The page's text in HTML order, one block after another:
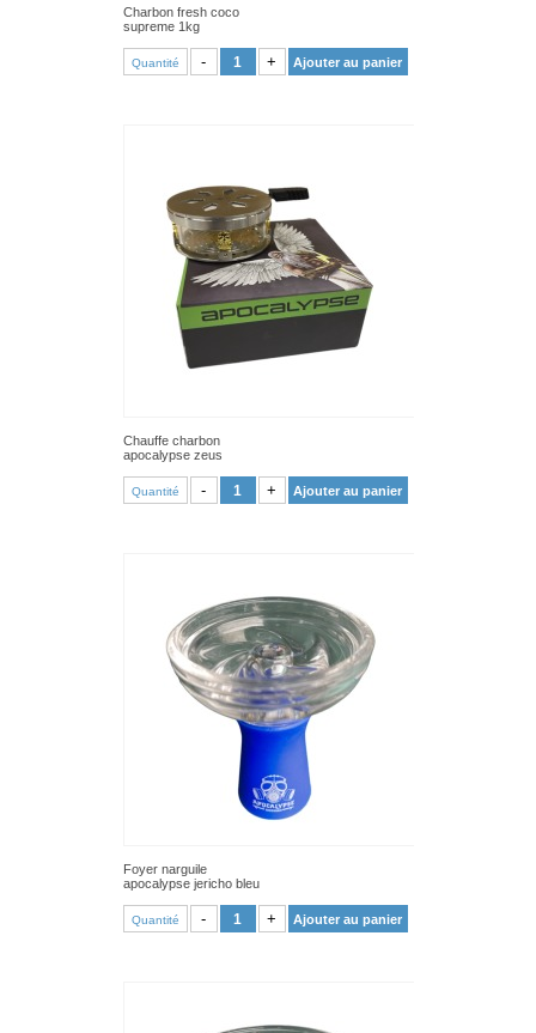
Charbon fresh coco
supreme 1kg
Quantité - + Ajouter au panier
Chauffe charbon
apocalypse zeus
Quantité - + Ajouter au panier
Foyer narguile
apocalypse jericho bleu
Quantité - + Ajouter au panier